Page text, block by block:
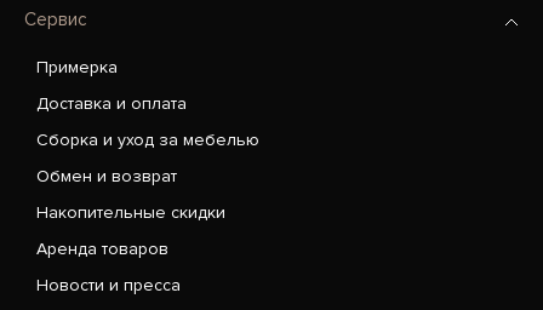
Сервис
Примерка
Доставка и оплата
Сборка и уход за мебелью
Обмен и возврат
Накопительные скидки
Аренда товаров
Новости и пресса